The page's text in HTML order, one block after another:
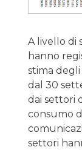
A livello di
hanno
stima
dal 30
dai settori
consumo
settori